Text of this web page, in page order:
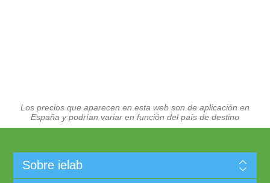
Los precios que aparecen en esta web son de aplicación en
España y podrían variar en función del país de destino
Sobre ielab